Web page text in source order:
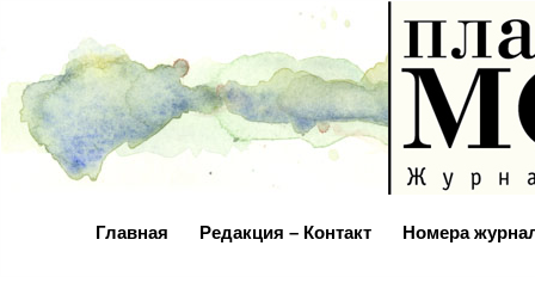
Главная Редакция – Контакт Номера